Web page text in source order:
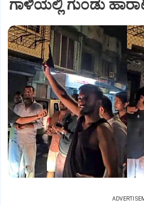
ಗಾಳಿಯಲ್ಲಿ ಗುಂಡು